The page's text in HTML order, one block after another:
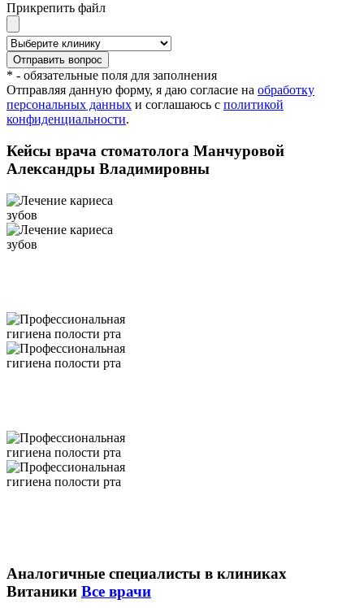
Прикрепить файл
* - обязательные поля для заполнения
Отправляя данную форму, я даю согласие на обработку
персональных данных и соглашаюсь с политикой
конфиденциальности.
Кейсы врача стоматолога Манчуровой
Александры Владимировны
Аналогичные специалиcты в клиниках
Витаники Все врачи